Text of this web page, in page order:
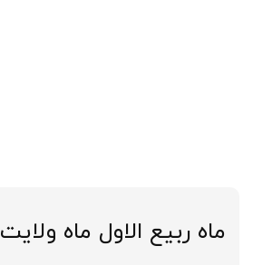
ماه ربیع الاول ماه ولایت